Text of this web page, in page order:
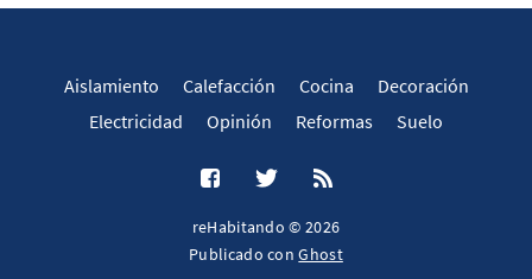
Aislamiento Calefacción Cocina
Decoración
Electricidad
Opinión Reformas Suelo
reHabitando © 2026
Publicado conGhost